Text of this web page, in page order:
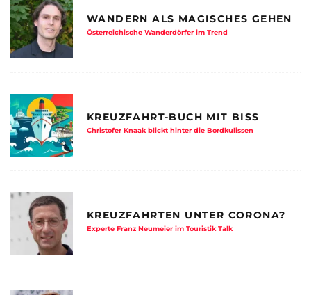
WANDERN ALS MAGISCHES GEHEN
Österreichische Wanderdörfer im Trend
KREUZFAHRT-BUCH MIT BISS
Christofer Knaak blickt hinter die Bordkulissen
KREUZFAHRTEN UNTER CORONA?
Experte Franz Neumeier im Touristik Talk